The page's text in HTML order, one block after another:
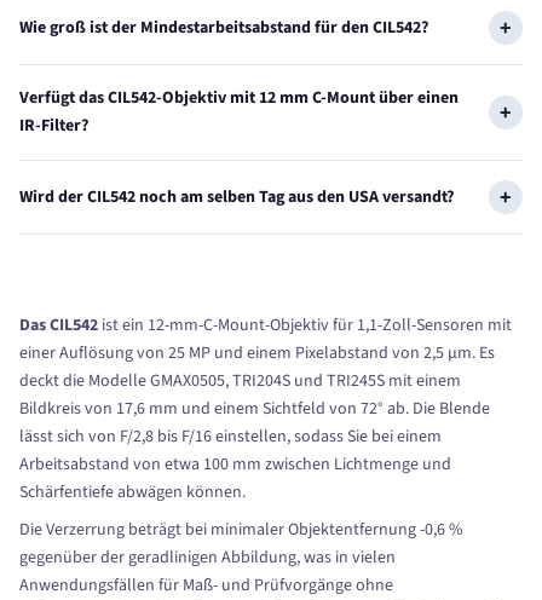
Wie groß ist der Mindestarbeitsabstand für den CIL542?
Verfügt das CIL542-Objektiv mit 12 mm C-Mount über einen
IR-Filter?
Wird der CIL542 noch am selben Tag aus den USA versandt?
Das CIL542 ist ein 12-mm-C-Mount-Objektiv für 1,1-Zoll-Sensoren mit
einer Auflösung von 25 MP und einem Pixelabstand von 2,5 µm. Es
deckt die Modelle GMAX0505, TRI204S und TRI245S mit einem
Bildkreis von 17,6 mm und einem Sichtfeld von 72° ab. Die Blende
lässt sich von F/2,8 bis F/16 einstellen, sodass Sie bei einem
Arbeitsabstand von etwa 100 mm zwischen Lichtmenge und
Schärfentiefe abwägen können.
Die Verzerrung beträgt bei minimaler Objektentfernung -0,6 %
gegenüber der geradlinigen Abbildung, was in vielen
Anwendungsfällen für Maß- und Prüfvorgänge ohne